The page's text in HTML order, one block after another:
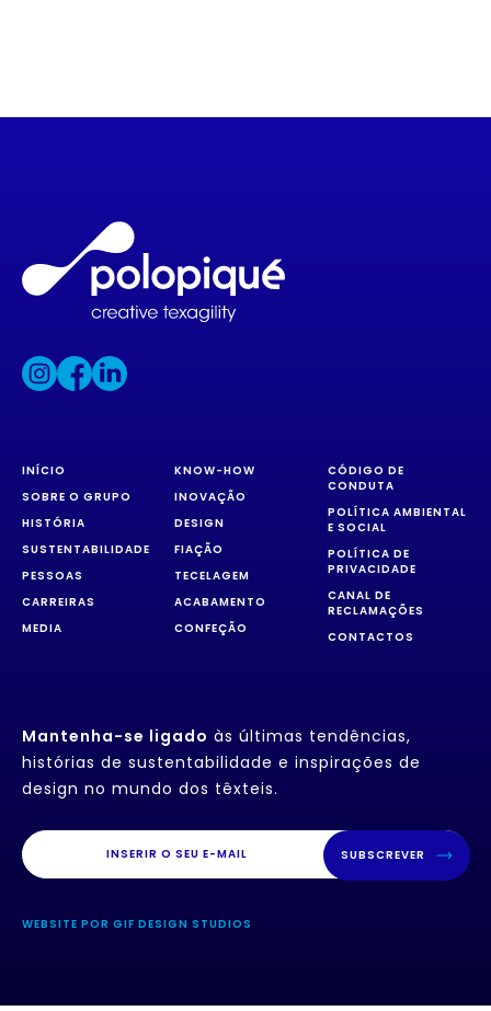
INÍCIO
SOBRE O GRUPO
HISTÓRIA
SUSTENTABILIDADE
PESSOAS
CARREIRAS
MEDIA
KNOW-HOW
INOVAÇÃO
DESIGN
FIAÇÃO
TECELAGEM
ACABAMENTO
CONFEÇÃO
CÓDIGO DE
CONDUTA
POLÍTICA AMBIENTAL
E SOCIAL
POLÍTICA DE
PRIVACIDADE
CANAL DE
RECLAMAÇÕES
CONTACTOS
Mantenha-se ligado às últimas tendências,
histórias de sustentabilidade e inspirações de
design no mundo dos têxteis.
SUBSCREVER
WEBSITE POR GIF DESIGN STUDIOS